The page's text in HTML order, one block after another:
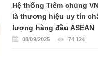
Hệ thống Tiêm chủng
là thương hiệu uy tín
lượng hàng đầu ASEAN
08/09/2025 74.124